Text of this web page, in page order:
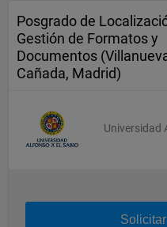
Posgrado de
Gestión de Formatos y
Documentos
Cañada, Madrid)
Universidad